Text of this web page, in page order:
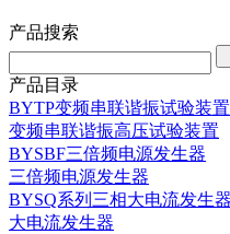
产品搜索
产品目录
BYTP变频串联谐振试验装置
变频串联谐振高压试验装置
BYSBF三倍频电源发生器
三倍频电源发生器
BYSQ系列三相大电流发生器
大电流发生器